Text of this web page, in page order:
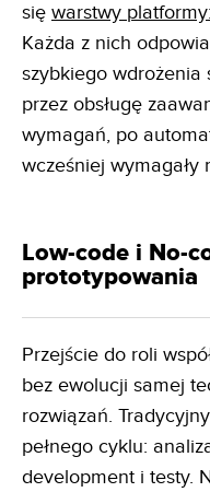
się warstwy platformy:
Każda z nich
szybkiego wdrożenia
przez obsługę
wymagań, po
wcześniej wymagały
Low-code i No-
prototypowania
Przejście do roli
bez ewolucji samej
rozwiązań.
pełnego cyklu:
development i testy.